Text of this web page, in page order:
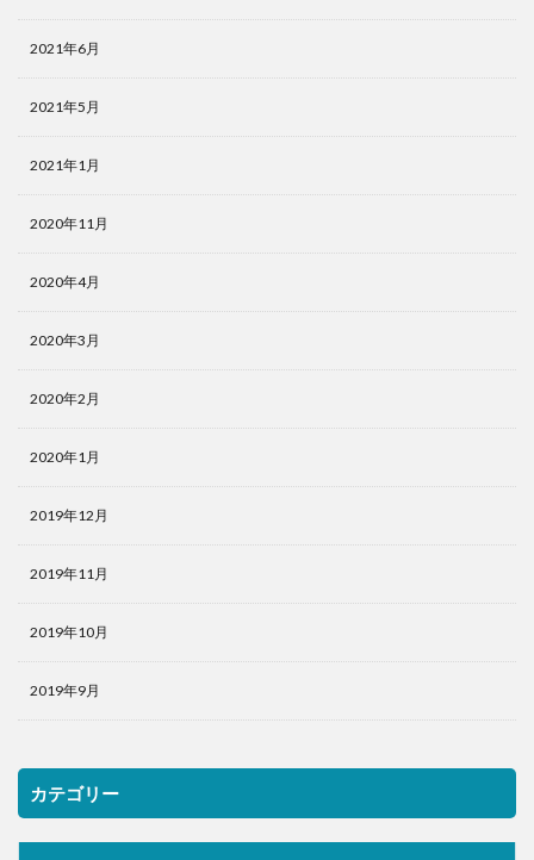
2021年6月
2021年5月
2021年1月
2020年11月
2020年4月
2020年3月
2020年2月
2020年1月
2019年12月
2019年11月
2019年10月
2019年9月
カテゴリー